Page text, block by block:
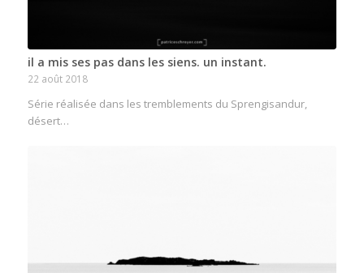
il a mis ses pas dans les siens. un instant.
22 août 2018
Série réalisée dans les tremblements du Sprengisandur,
désert…